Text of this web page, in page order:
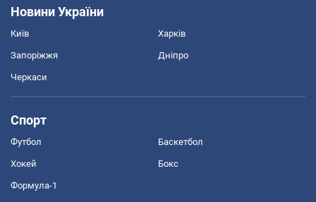
Новини України
Київ Харків
Запоріжжя Дніпро
Черкаси
Спорт
Футбол Баскетбол
Хокей Бокс
Формула-1